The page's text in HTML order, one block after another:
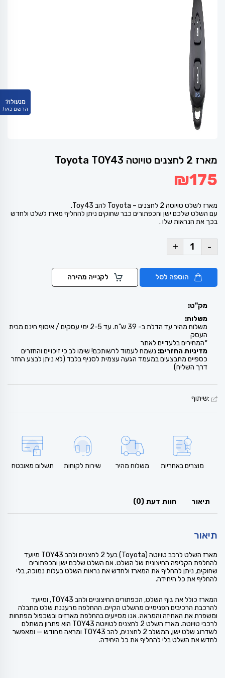
מארז 2 לחצנים טויוטה Toyota TOY43
₪175
מארז לשלט טויוטה 2 לחצנים – Toyota להב Toy43.
עם השלט שלכם ישן והכפתורים כבר שחוקים ניתן להחליף מארז לשלט ולחדש
בכך את הנראות שלו .
-
+
הוספה לסל לקנייה מהירה
מק"ט:
משלוח:
משלוח מהיר עד הדלת ב- 39 ש"ח. עד 2-5 ימי עסקים / איסוף חינם מבית
העסק
*המחירים בלעדיים לאתר
מדיניות החזרים: נשמח לעמוד לרשותכם! שימו לב כי זיכויים והחזרים
כספיים מתבצעים במעמד הגעה עצמית לסניף בלבד (לא ניתן לבצע החזר
דרך השליח)
:שיתוף
מוצרים באחריות משלוח מהיר שירות לקוחות תשלום מאובטח
תיאור חוות דעת (0)
תיאור
מארז השלט לרכב טויוטה (Toyota) בעל 2 לחצנים ולהב TOY43 מיועד
להחלפת הקליפה החיצונית של השלט. אם השלט שלכם ישן והכפתורים
שחוקים, ניתן להחליף את המארז ולחדש את נראות השלט בעלות נמוכה, בלי
להחליף את כל היחידה.
המארז כולל את גוף השלט, הכפתורים החיצוניים ולהב TOY43, ומיועד
להרכבת הרכיבים הפנימיים מהשלט הקיים. ההחלפה מרעננת שלט מתבלה
ומשפרת את האחיזה והמראה. אנו מסייעים בהחלפת מארזים ובשכפול מפתחות
לרכבי טויוטה. מארז השלט 2 לחצנים לטויוטה TOY43 הוא פתרון משתלם
לשדרוג שלט ישן, המשלב 2 לחצנים, להב TOY43 ומראה מחודש — ומאפשר
לחדש את השלט בלי להחליף את כל היחידה.
מנעולן?
הרשם כאן !